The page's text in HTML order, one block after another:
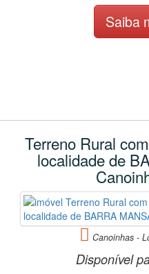
Saiba
Terreno Rural
localidade de
Canoinhas -
Disponível